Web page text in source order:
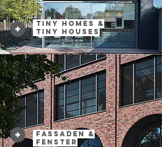
Tiny Homes &
Tiny Houses
Fassaden &
Fenster